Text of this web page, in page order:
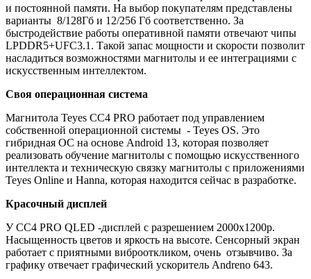
и постоянной памяти. На выбор покупателям представлены
варианты 8/128Гб и 12/256 Гб соответственно. За
быстродействие работы оперативной памяти отвечают чипы
LPDDR5+UFC3.1. Такой запас мощности и скорости позволит
насладиться возможностями магнитолы и ее интеграциями с
искусственным интеллектом.
Своя операционная система
Магнитола Teyes CC4 PRO работает под управлением
собственной операционной системы - Teyes OS. Это
гибридная ОС на основе Android 13, которая позволяет
реализовать обучение магнитолы с помощью искусственного
интеллекта и техническую связку магнитолы с приложениями
Teyes Online и Hanna, которая находится сейчас в разработке.
Красочный дисплей
У CC4 PRO QLED -дисплей с разрешением 2000х1200р.
Насыщенность цветов и яркость на высоте. Сенсорный экран
работает с приятными виброоткликом, очень отзывчиво. За
графику отвечает графический ускоритель Andreno 643.